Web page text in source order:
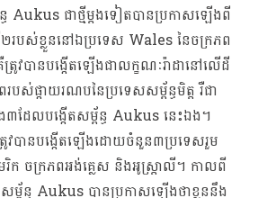
Aukus ជាថ្មីម្តងទៀតបានប្រកាសឡើងពី
របស់ខ្លួននៅឯប្រទេស Wales នៃចក្រភព
ត្រូវបានបង្កើតឡើងជាលក្ខណៈរ៉ាដានៅលើដី
បស់ផ្កាយរណបនៃប្រទេសសម្ព័ន្ធមិត្ត រឺជា
ដែល​​​បង្កើតសម្ព័ន្ធ Aukus នេះឯង។
បានបង្កើតឡើងដោយចំនួន៣ប្រទេសរួម
រិក ចក្រភពអង់គ្លេស និងអូស្រ្តាលី។​​​ កាលពី
សម្ព័ន្ធ Aukus បានប្រកាសឡើងថាខ្លួននឹង